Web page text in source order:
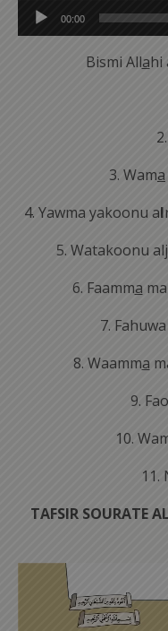
Lecteur
audio
00:00
Bismi Allahi
3. Wama
4. Yawma yakoonu al
5. Watakoonu
6. Faamma
7.
8. Waamma
9.
10.
11.
TAFSIR SOURATE
Lecteur